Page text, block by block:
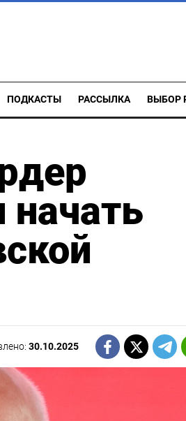
ПОДКАСТЫ РАССЫЛКА ВЫБОР
начать
30.10.2025